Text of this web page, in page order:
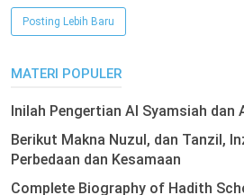
Posting Lebih Baru
MATERI POPULER
Inilah Pengertian Al Syamsiah dan
Berikut Makna Nuzul, dan Tanzil,
Perbedaan dan Kesamaan
Complete Biography of Hadith